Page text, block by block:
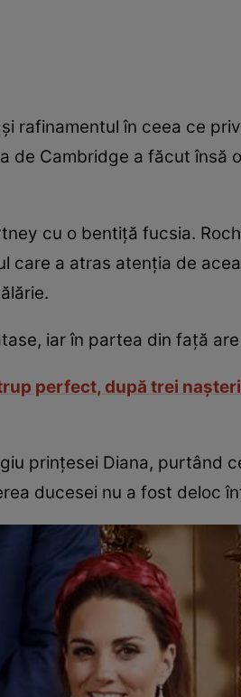
rafinamentul în ceea ce
de Cambridge a făcut însă
cu o bentiţă fucsia.
care a atras atenţia de
iar în partea din faţă
perfect, după trei
prinţesei Diana, purtând
ducesei nu a fost deloc